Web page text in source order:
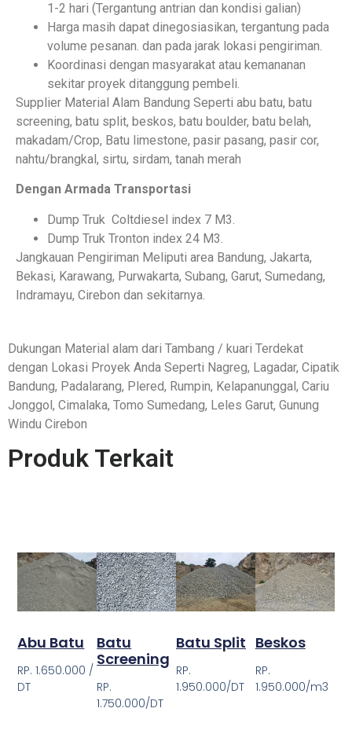
1-2 hari (Tergantung antrian dan kondisi galian)
Harga masih dapat dinegosiasikan, tergantung pada
volume pesanan. dan pada jarak lokasi pengiriman.
Koordinasi dengan masyarakat atau kemananan
sekitar proyek ditanggung pembeli.
Supplier Material Alam Bandung Seperti abu batu, batu
screening, batu split, beskos, batu boulder, batu belah,
makadam/Crop, Batu limestone, pasir pasang, pasir cor,
nahtu/brangkal, sirtu, sirdam, tanah merah
Dengan Armada Transportasi
Dump Truk Coltdiesel index 7 M3.
Dump Truk Tronton index 24 M3.
Jangkauan Pengiriman Meliputi area Bandung, Jakarta,
Bekasi, Karawang, Purwakarta, Subang, Garut, Sumedang,
Indramayu, Cirebon dan sekitarnya.
Dukungan Material alam dari Tambang / kuari Terdekat
dengan Lokasi Proyek Anda Seperti Nagreg, Lagadar, Cipatik
Bandung, Padalarang, Plered, Rumpin, Kelapanunggal, Cariu
Jonggol, Cimalaka, Tomo Sumedang, Leles Garut, Gunung
Windu Cirebon
Produk Terkait
Abu Batu
RP. 1.650.000 /
DT
Batu
Screening
RP.
1.750.000/DT
Batu Split
RP.
1.950.000/DT
Beskos
RP.
1.950.000/m3